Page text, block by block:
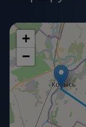
+
−